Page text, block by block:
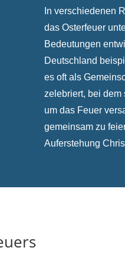
In verschiedenen
das Osterfeuer
Bedeutungen
Deutschland
es oft als
zelebriert, bei dem
um das Feuer
gemeinsam zu
Auferstehung